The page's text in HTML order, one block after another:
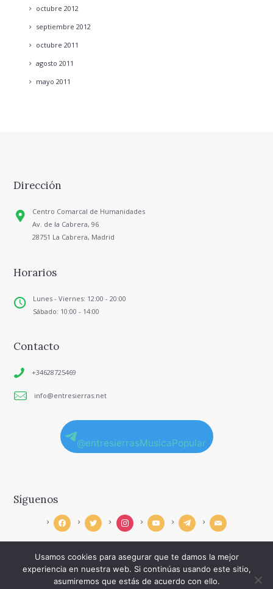
octubre 2012
septiembre 2012
octubre 2011
agosto 2011
mayo 2011
Dirección
Centro Comarcal de Humanidades
Av. de la Cabrera, 96
28751 La Cabrera, Madrid
Horarios
Lunes - Viernes: 12:00 - 20:00
Sábado: 10:00 - 14:00
Contacto
+34628725469
info@entresierras.net
@entresierrasMusicaPopular
Síguenos
facebook twitter instagramyoutube telegram mail
Usamos cookies para asegurar que te damos la mejor
experiencia en nuestra web. Si continúas usando este sitio,
asumiremos que estás de acuerdo con ello.